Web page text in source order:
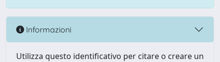
Informazioni
Utilizza questo identificativo per citare o creare un